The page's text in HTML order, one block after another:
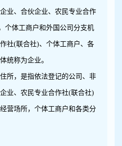
业、合伙企业、农民专业合作
个体工商户和外国公司分支机
社(联合社)、个体工商户、各
统称为企业。
所，是指依法登记的公司、非
业、农民专业合作社(联合社)
营场所，个体工商户和各类分